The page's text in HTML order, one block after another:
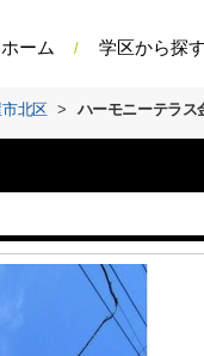
ホーム 学区から探す
北区 > ハーモニーテラス